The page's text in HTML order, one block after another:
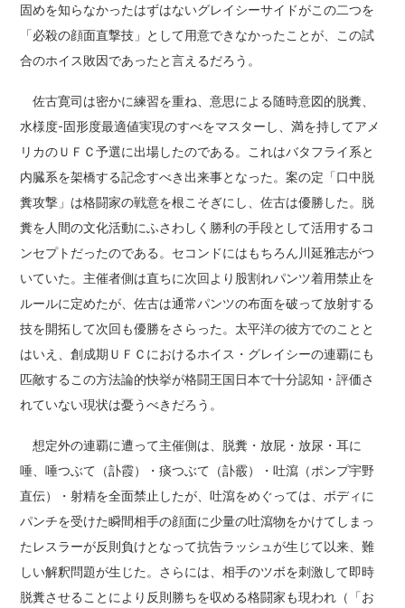
固めを知らなかったはずはないグレイシーサイドがこの二つを
「必殺の顔面直撃技」として用意できなかったことが、この試
合のホイス敗因であったと言えるだろう。
佐古寛司は密かに練習を重ね、意思による随時意図的脱糞、
水様度-固形度最適値実現のすべをマスターし、満を持してアメ
リカのＵＦＣ予選に出場したのである。これはバタフライ系と
内臓系を架橋する記念すべき出来事となった。案の定「口中脱
糞攻撃」は格闘家の戦意を根こそぎにし、佐古は優勝した。脱
糞を人間の文化活動にふさわしく勝利の手段として活用するコ
ンセプトだったのである。セコンドにはもちろん川延雅志がつ
いていた。主催者側は直ちに次回より股割れパンツ着用禁止を
ルールに定めたが、佐古は通常パンツの布面を破って放射する
技を開拓して次回も優勝をさらった。太平洋の彼方でのことと
はいえ、創成期ＵＦＣにおけるホイス・グレイシーの連覇にも
匹敵するこの方法論的快挙が格闘王国日本で十分認知・評価さ
れていない現状は憂うべきだろう。
想定外の連覇に遭って主催側は、脱糞・放屁・放尿・耳に
唾、唾つぶて（訃霞）・痰つぶて（訃霰）・吐瀉（ポンプ宇野
直伝）・射精を全面禁止したが、吐瀉をめぐっては、ボディに
パンチを受けた瞬間相手の顔面に少量の吐瀉物をかけてしまっ
たレスラーが反則負けとなって抗告ラッシュが生じて以来、難
しい解釈問題が生じた。さらには、相手のツボを刺激して即時
脱糞させることにより反則勝ちを収める格闘家も現われ（「お